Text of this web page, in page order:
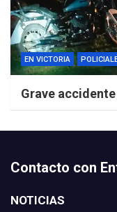
EN VICTORIA
Grave
Contacto con
NOTICIAS